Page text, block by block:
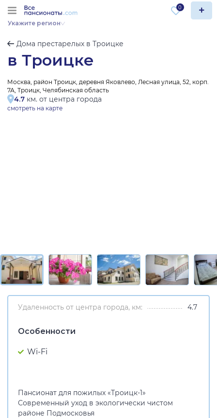
Укажите регион
0
Дома престарелых в Троицке
в Троицке
Москва, район Троицк, деревня Яковлево, Лесная улица, 52, корп.
7А, Троицк, Челябинская область
4.7 км. от центра города
смотреть на карте
Удаленность от центра города, км: 4.7
Особенности
Wi-Fi
Пансионат для пожилых «Троицк-1»
Современный уход в экологически чистом
районе Подмосковья